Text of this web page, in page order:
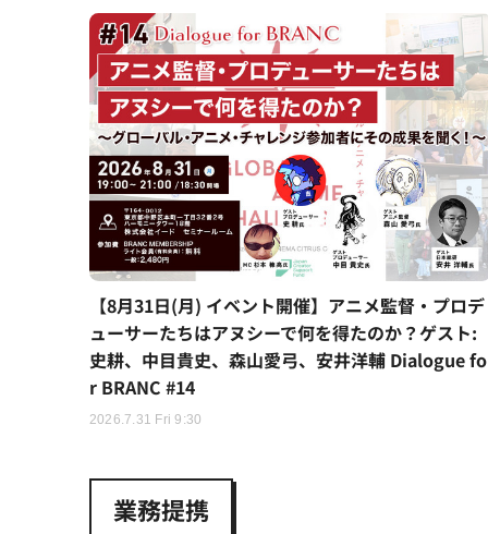
【8月31日(月) イベント開催】アニメ監督・プロデ
ューサーたちはアヌシーで何を得たのか？ゲスト:
史耕、中目貴史、森山愛弓、安井洋輔 Dialogue fo
r BRANC #14
2026.7.31 Fri 9:30
業務提携